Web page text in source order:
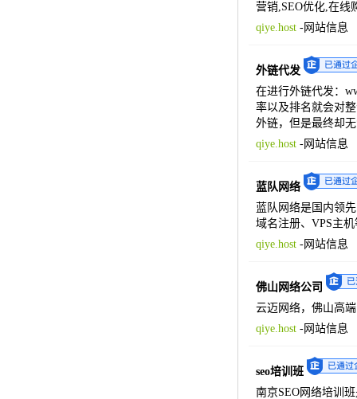
营销,SEO优化,在线
qiye.host-网站信息
外链代发
在进行外链代发：
率以及排名就会对
外链，但是最终却
qiye.host-网站信息
蓝队网络
蓝队网络是国内领
域名注册、VPS主
qiye.host-网站信息
佛山网络公司
云迈网络，佛山高
qiye.host-网站信息
seo培训班
南京SEO网络培训